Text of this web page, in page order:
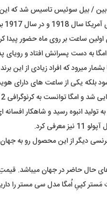
ها و نبردها استفاده میشد .
میرود که افراد زیادی از این
حاضر در جهان میباشد. قیمتِ
کپیِ اُمگا مدل سی مستر را